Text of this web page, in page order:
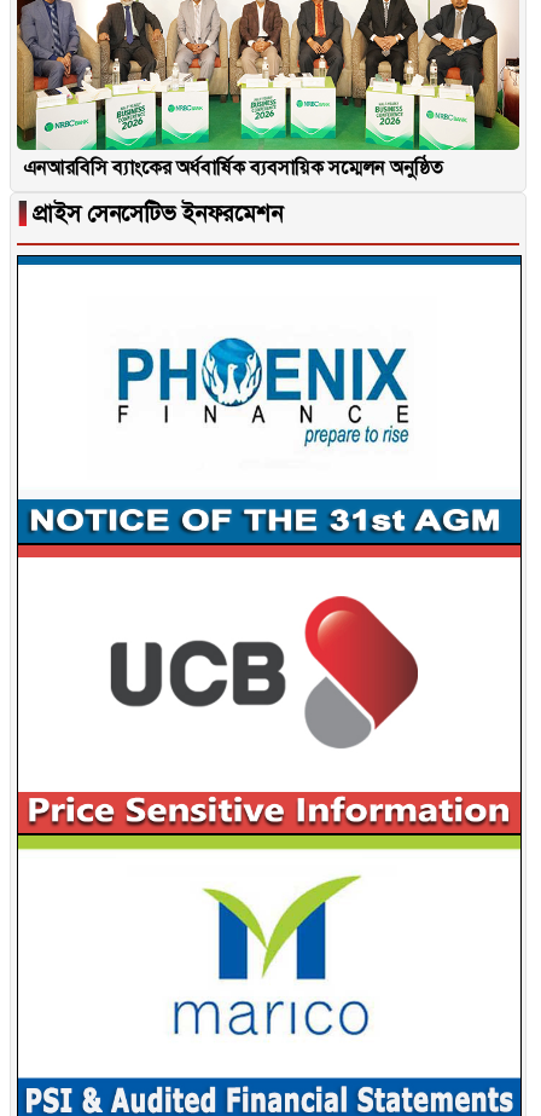
এনআরবিসি ব্যাংকের অর্ধবার্ষিক ব্যবসায়িক সম্মেলন অনুষ্ঠিত
▐ প্রাইস সেনসেটিভ ইনফরমেশন